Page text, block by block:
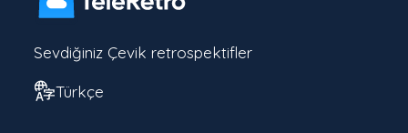
Sevdiğiniz Çevik retrospektifler
Türkçe